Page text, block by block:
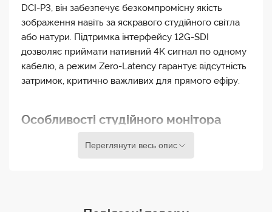
DCI-P3, він забезпечує безкомпромісну якість
зображення навіть за яскравого студійного світла
або натури. Підтримка інтерфейсу 12G-SDI
дозволяє приймати нативний 4K сигнал по одному
кабелю, а режим Zero-Latency гарантує відсутність
затримок, критично важливих для прямого ефіру.
Особливості студійного монітора
12G-SDI, Zero-Delay
Переглянути весь опис